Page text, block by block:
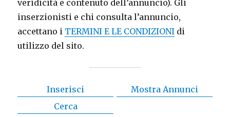
veridicità e contenuto dell’annuncio). Gli
inserzionisti e chi consulta l’annuncio,
accettano i TERMINI E LE CONDIZIONI di
utilizzo del sito.
Inserisci
Mostra Annunci
Cerca